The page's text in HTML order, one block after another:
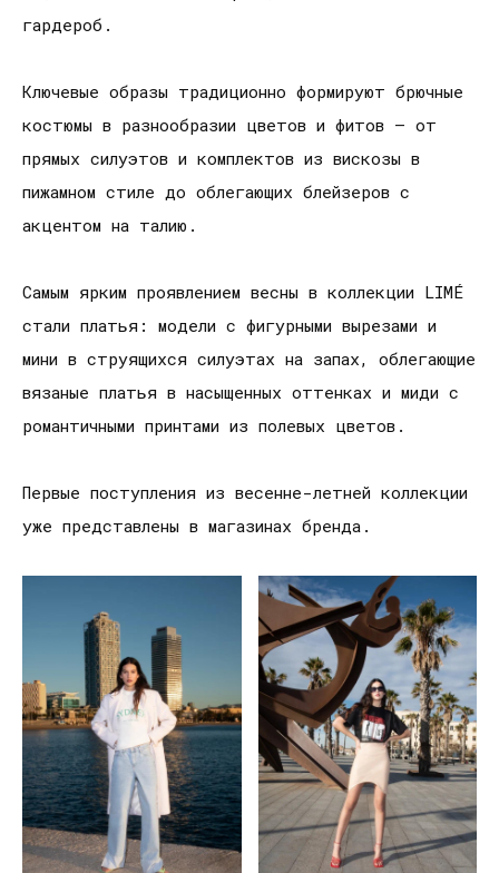
гардероб.
Ключевые образы традиционно формируют брючные
костюмы в разнообразии цветов и фитов – от
прямых силуэтов и комплектов из вискозы в
пижамном стиле до облегающих блейзеров с
акцентом на талию.
Самым ярким проявлением весны в коллекции LIMÉ
стали платья: модели с фигурными вырезами и
мини в струящихся силуэтах на запах, облегающие
вязаные платья в насыщенных оттенках и миди с
романтичными принтами из полевых цветов.
Первые поступления из весенне-летней коллекции
уже представлены в магазинах бренда.